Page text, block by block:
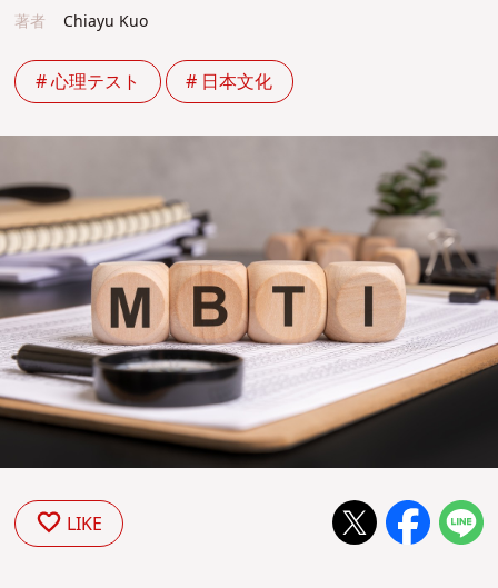
著者
Chiayu Kuo
# 心理テスト # 日本文化
LIKE